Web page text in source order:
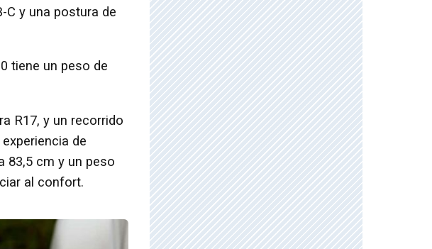
C y una postura de
tiene un peso de
R17, y un recorrido
de
83,5 cm y un peso
al confort.